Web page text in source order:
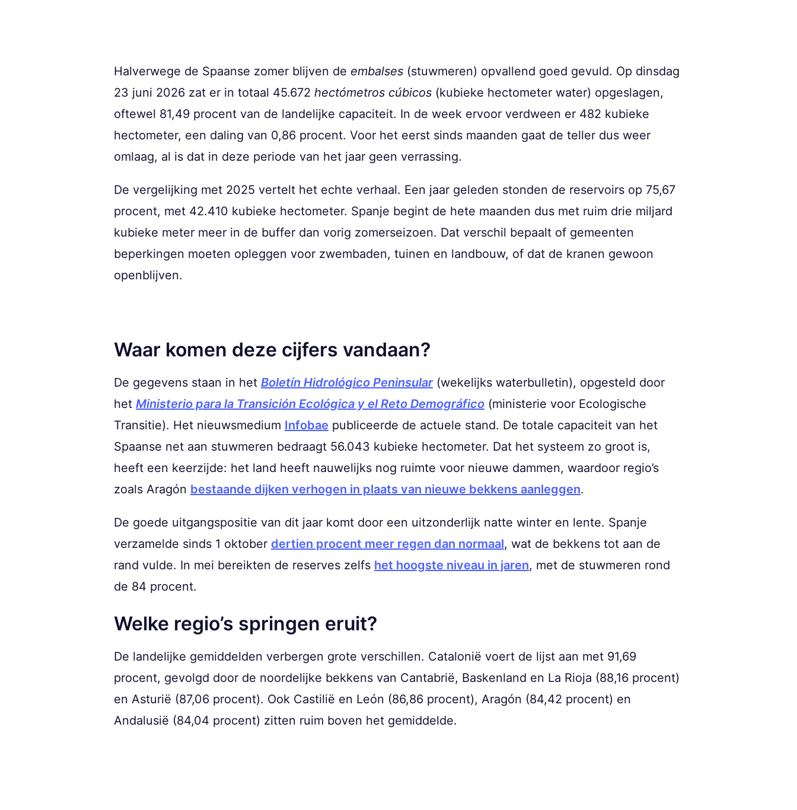
Halverwege de Spaanse zomer blijven de embalses (stuwmeren) opvallend goed gevuld. Op dinsdag
23 juni 2026 zat er in totaal 45.672 hectómetros cúbicos (kubieke hectometer water) opgeslagen,
oftewel 81,49 procent van de landelijke capaciteit. In de week ervoor verdween er 482 kubieke
hectometer, een daling van 0,86 procent. Voor het eerst sinds maanden gaat de teller dus weer
omlaag, al is dat in deze periode van het jaar geen verrassing.
De vergelijking met 2025 vertelt het echte verhaal. Een jaar geleden stonden de reservoirs op 75,67
procent, met 42.410 kubieke hectometer. Spanje begint de hete maanden dus met ruim drie miljard
kubieke meter meer in de buffer dan vorig zomerseizoen. Dat verschil bepaalt of gemeenten
beperkingen moeten opleggen voor zwembaden, tuinen en landbouw, of dat de kranen gewoon
openblijven.
Waar komen deze cijfers vandaan?
De gegevens staan in het Boletín Hidrológico Peninsular(wekelijks waterbulletin), opgesteld door
het Ministerio para la Transición Ecológica y el Reto Demográfico (ministerie voor Ecologische
Transitie). Het nieuwsmedium Infobae publiceerde de actuele stand. De totale capaciteit van het
Spaanse net aan stuwmeren bedraagt 56.043 kubieke hectometer. Dat het systeem zo groot is,
heeft een keerzijde: het land heeft nauwelijks nog ruimte voor nieuwe dammen, waardoor regio’s
zoals Aragón bestaande dijken verhogen in plaats van nieuwe bekkens aanleggen.
De goede uitgangspositie van dit jaar komt door een uitzonderlijk natte winter en lente. Spanje
verzamelde sinds 1 oktober dertien procent meer regen dan normaal, wat de bekkens tot aan de
rand vulde. In mei bereikten de reserves zelfs het hoogste niveau in jaren, met de stuwmeren rond
de 84 procent.
Welke regio’s springen eruit?
De landelijke gemiddelden verbergen grote verschillen. Catalonië voert de lijst aan met 91,69
procent, gevolgd door de noordelijke bekkens van Cantabrië, Baskenland en La Rioja (88,16 procent)
en Asturië (87,06 procent). Ook Castilië en León (86,86 procent), Aragón (84,42 procent) en
Andalusië (84,04 procent) zitten ruim boven het gemiddelde.